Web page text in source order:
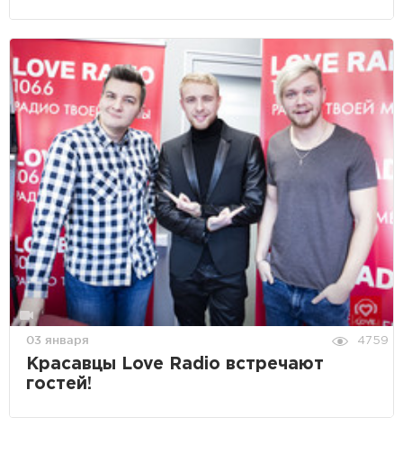
03 января 4759
Красавцы Love Radio встречают
гостей!